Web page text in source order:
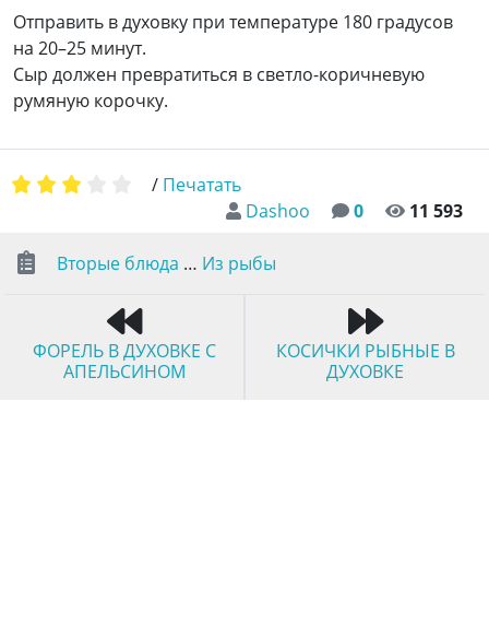
Отправить в духовку при температуре 180 градусов
на 20–25 минут.
Сыр должен превратиться в светло-коричневую
румяную корочку.
Dashoo 0 11 593
/ Печатать
Вторые блюда … Из рыбы
ФОРЕЛЬ В ДУХОВКЕ С
АПЕЛЬСИНОМ
КОСИЧКИ РЫБНЫЕ В
ДУХОВКЕ